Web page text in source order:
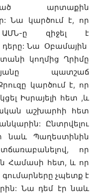
արտաքին
Նա կարծում է, որ
ԱՄՆ-ը զիջել է
դերը: Նա Օբամային
կողմից Ղրիմը
պատշաճ
կարծում է, որ
Իսրայելի հետ ,և
աշխարհի հետ
Ընտրվելու
նաև Պաղեստինին
որ
Համասի հետ, և որ
չպետք է
Նա դեմ էր նաև